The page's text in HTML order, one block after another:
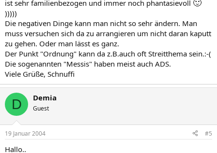
ist sehr familienbezogen und immer noch phantasievoll 🙂
)))))
Die negativen Dinge kann man nicht so sehr ändern. Man
muss versuchen sich da zu arrangieren um nicht daran kaputt
zu gehen. Oder man lässt es ganz.
Der Punkt "Ordnung" kann da z.B.auch oft Streitthema sein.:-(
Die sogenannten "Messis" haben meist auch ADS.
Viele Grüße, Schnuffi
D Demia
Guest
19 Januar 2004 #5
Hallo..